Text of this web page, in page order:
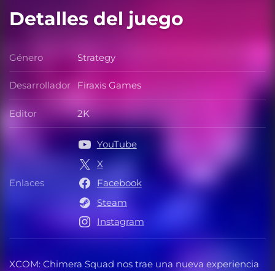
Detalles del juego
XCOM: Chimera Squad nos trae una nueva experiencia
Género Género
Strategy
Desarrollador Desarrollador
Firaxis Games
Editor Editor
2K
Enlaces Enlaces
YouTube
X
Facebook
Steam
Instagram